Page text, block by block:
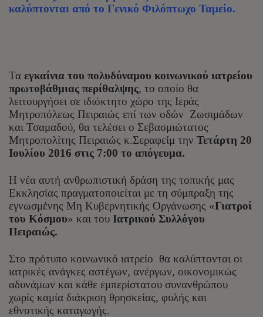
καλύπτονται από το Γενικό Φιλόπτωχο Ταμείο.
Τα εγκαίνια του πολυδύναμου κοινωνικού ιατρείου
πρωτοβάθμιας περίθαλψης, το οποίο θα
λειτουργήσει σε ιδιόκτητο χώρο της Ιεράς
Μητροπόλεως Πειραιώς επί των οδών Ζωσιμάδων
και Τσαμαδού, θα τελέσει ο Σεβασμιώτατος
Μητροπολίτης Πειραιώς κ.Σεραφείμ την Τετάρτη 20
Ιουλίου 2016 στις 7:00 το απόγευμα.
Η νέα αυτή ανθρωπιστική δράση της τοπικής μας
Εκκλησίας πραγματοποιείται με τη σύμπραξη της
εγνωσμένης Μη Κυβερνητικής Οργάνωσης «Γιατροί
του Κόσμου» και του Ιατρικού Συλλόγου
Πειραιώς.
Στο πρότυπο κοινωνικό ιατρείο θα καλύπτονται οι
ιατρικές ανάγκες αστέγων, ανέργων, οικονομικώς
αδυνάμων και κάθε εμπερίστατου συνανθρώπου
χωρίς καμία διάκριση θρησκείας, φυλής και
εθνοτικής καταγωγής.